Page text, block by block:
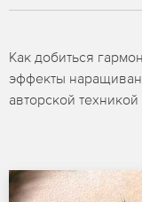
Как добиться
эффекты
авторской